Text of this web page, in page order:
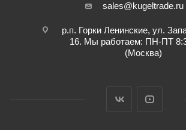
sales@kugeltrade.ru
р.п. Горки Ленинские, ул.
16. Мы работаем: ПН-ПТ
(Москва)